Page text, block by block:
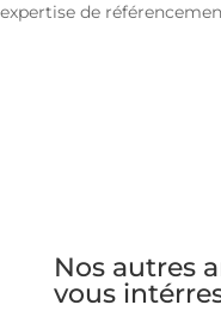
expertise de
Nos autres
vous